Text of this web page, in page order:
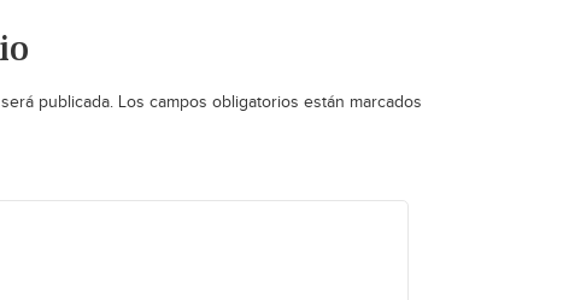
publicada. Los campos obligatorios están marcados